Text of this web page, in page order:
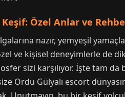
Keşif: Özel Anlar ve
nazır, yemyeşil
ve kişisel deneyimlerle de
sizi karşılıyor. İşte tam
Ordu Gülyalı escort